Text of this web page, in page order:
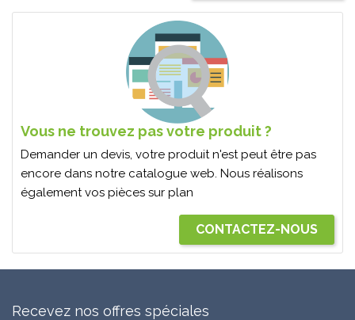
Vous ne trouvez pas votre produit ?
Demander un devis, votre produit n'est peut être pas
encore dans notre catalogue web. Nous réalisons
également vos pièces sur plan
CONTACTEZ-NOUS
Recevez nos offres spéciales